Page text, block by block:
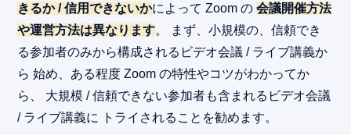
きるか / 信用できないかによって Zoom の会議開催方法
や運営方法は異なります。 まず、小規模の、信頼でき
る参加者のみから構成されるビデオ会議 / ライブ講義か
ら 始め、ある程度 Zoom の特性やコツがわかってか
ら、 大規模 / 信頼できない参加者も含まれるビデオ会議
/ ライブ講義に トライされることを勧めます。